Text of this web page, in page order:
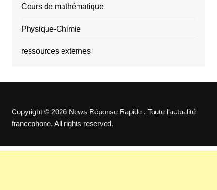
Cours de mathématique
Physique-Chimie
ressources externes
Copyright © 2026 News Réponse Rapide : Toute l'actualité
francophone. All rights reserved.